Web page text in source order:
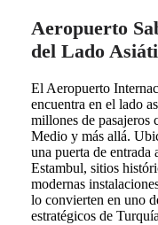
Aeropuerto
del Lado
El Aeropuerto
encuentra en el lado
millones de pasajeros
Medio y más allá.
una puerta de entrada
Estambul, sitios
modernas
lo convierten en uno
estratégicos de